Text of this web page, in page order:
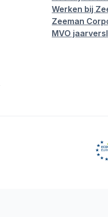
Werken bij
Zeeman
MVO